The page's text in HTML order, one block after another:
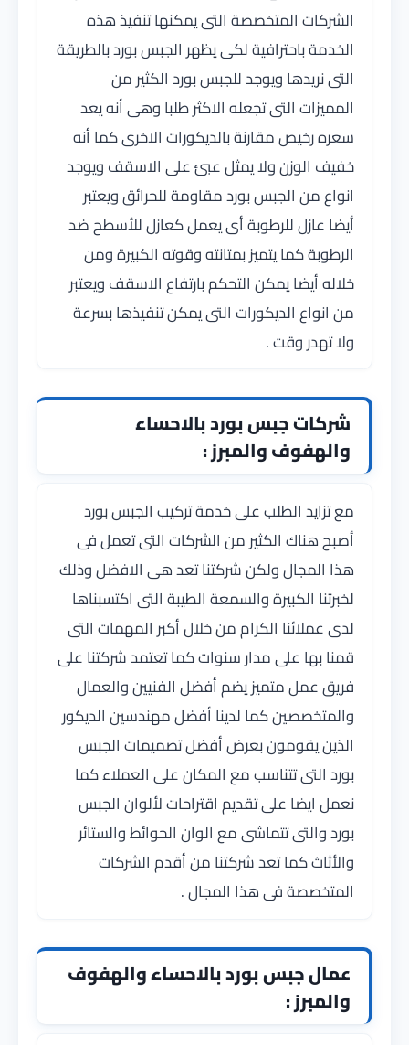
الشركات المتخصصة التى يمكنها تنفيذ هذه
الخدمة باحترافية لكى يظهر الجبس بورد بالطريقة
التى نريدها ويوجد للجبس بورد الكثير من
المميزات التى تجعله الاكثر طلبا وهى أنه يعد
سعره رخيص مقارنة بالديكورات الاخرى كما أنه
خفيف الوزن ولا يمثل عبئ على الاسقف ويوجد
انواع من الجبس بورد مقاومة للحرائق ويعتبر
أيضا عازل للرطوبة أى يعمل كعازل للأسطح ضد
الرطوبة كما يتميز بمتانته وقوته الكبيرة ومن
خلاله أيضا يمكن التحكم بارتفاع الاسقف ويعتبر
من انواع الديكورات التى يمكن تنفيذها بسرعة
ولا تهدر وقت .
شركات جبس بورد بالاحساء
والهفوف والمبرز :
مع تزايد الطلب على خدمة تركيب الجبس بورد
أصبح هناك الكثير من الشركات التى تعمل فى
هذا المجال ولكن شركتنا تعد هى الافضل وذلك
لخبرتنا الكبيرة والسمعة الطيبة التى اكتسبناها
لدى عملائنا الكرام من خلال أكبر المهمات التى
قمنا بها على مدار سنوات كما تعتمد شركتنا على
فريق عمل متميز يضم أفضل الفنيين والعمال
والمتخصصين كما لدينا أفضل مهندسين الديكور
الذين يقومون بعرض أفضل تصميمات الجبس
بورد التى تتناسب مع المكان على العملاء كما
نعمل ايضا على تقديم اقتراحات لألوان الجبس
بورد والتى تتماشى مع الوان الحوائط والستائر
والأثاث كما تعد شركتنا من أقدم الشركات
المتخصصة فى هذا المجال .
عمال جبس بورد بالاحساء والهفوف
والمبرز :